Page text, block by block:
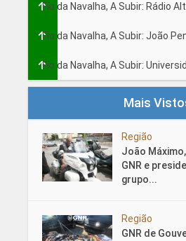
Fio da Navalha, A Subir: Rádio
Fio da Navalha, A Subir: João
Fio da Navalha, A Subir:
Mais
Região
João
GNR e
grupo...
Região
GNR de